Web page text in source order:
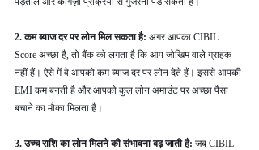
2. कम ब्याज दर पर लोन मिल सकता है: अगर आपका CIBIL
Score अच्छा है, तो बैंक को लगता है कि आप जोखिम वाले ग्राहक
नहीं हैं। ऐसे में वे आपको कम ब्याज दर पर लोन देते हैं। इससे आपकी
EMI कम बनती है और आपको कुल लोन अमाउंट पर अच्छा पैसा
बचाने का मौका मिलता है।
3. उच्च राशि का लोन मिलने की संभावना बढ़ जाती है: जब CIBIL